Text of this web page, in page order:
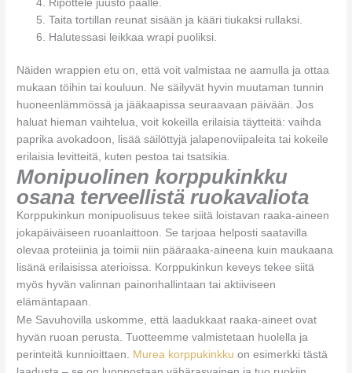
Ripottele juusto päälle.
Taita tortillan reunat sisään ja kääri tiukaksi rullaksi.
Halutessasi leikkaa wrapi puoliksi.
Näiden wrappien etu on, että voit valmistaa ne aamulla ja ottaa
mukaan töihin tai kouluun. Ne säilyvät hyvin muutaman tunnin
huoneenlämmössä ja jääkaapissa seuraavaan päivään. Jos
haluat hieman vaihtelua, voit kokeilla erilaisia täytteitä: vaihda
paprika avokadoon, lisää säilöttyjä jalapenoviipaleita tai kokeile
erilaisia levitteitä, kuten pestoa tai tsatsikia.
Monipuolinen korppukinkku
osana terveellistä ruokavaliota
Korppukinkun monipuolisuus tekee siitä loistavan raaka-aineen
jokapäiväiseen ruoanlaittoon. Se tarjoaa helposti saatavilla
olevaa proteiinia ja toimii niin pääraaka-aineena kuin maukaana
lisänä erilaisissa aterioissa. Korppukinkun keveys tekee siitä
myös hyvän valinnan painonhallintaan tai aktiiviseen
elämäntapaan.
Me Savuhovilla uskomme, että laadukkaat raaka-aineet ovat
hyvän ruoan perusta. Tuotteemme valmistetaan huolella ja
perinteitä kunnioittaen. Murea korppukinkku on esimerkki tästä